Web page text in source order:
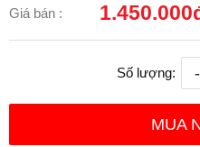
Giá bán :
Số lượng: -
MUA